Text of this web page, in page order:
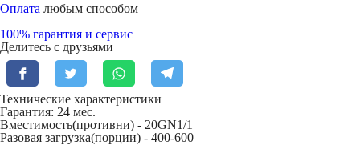
Оплата любым способом
100% гарантия и сервис
Делитесь с друзьями
Технические характеристики
Гарантия: 24 мес.
Вместимость(противни) - 20GN1/1
Разовая загрузка(порции) - 400-600